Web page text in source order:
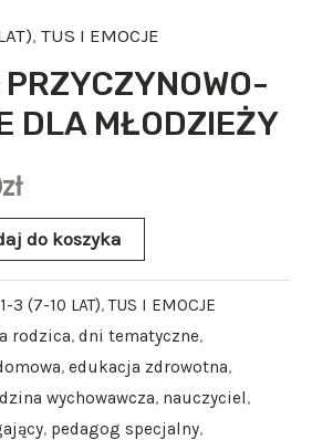
, TUS I EMOCJE
DLA MŁODZIEŻY
zł
do koszyka
3 (7-10 LAT),TUS I EMOCJE
rodzica, dni tematyczne,
, edukacja zdrowotna,
wychowawcza, nauczyciel,
, pedagog specjalny,